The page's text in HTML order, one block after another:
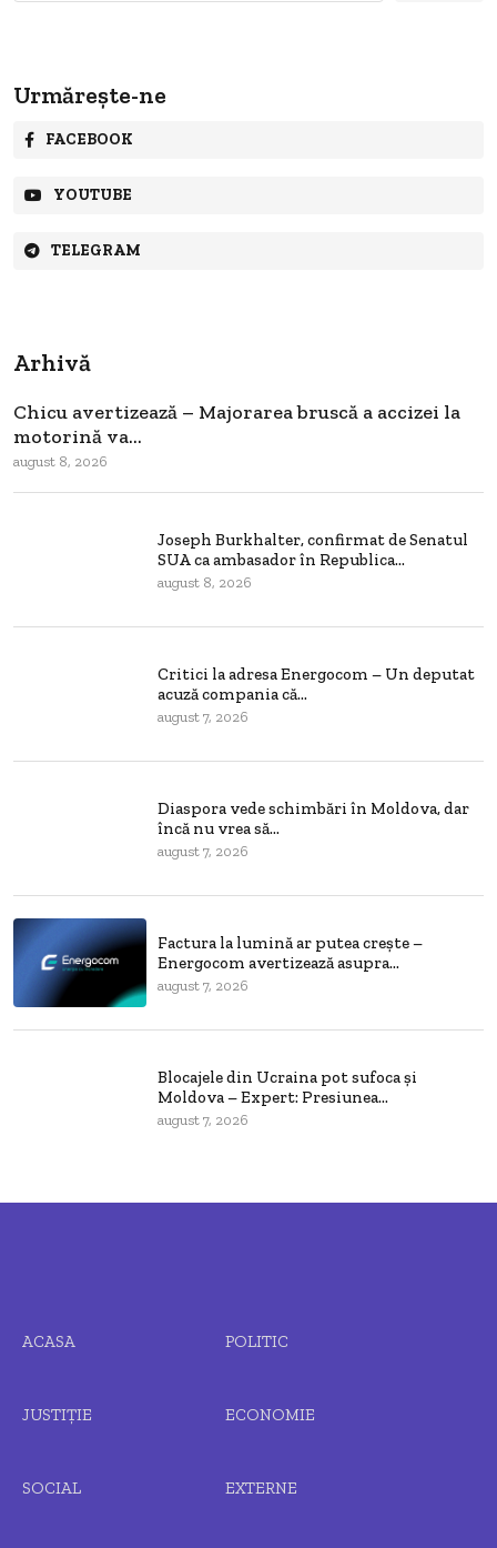
Urmărește-ne
FACEBOOK
YOUTUBE
TELEGRAM
Arhivă
Chicu avertizează – Majorarea bruscă a accizei la
motorină va...
august 8, 2026
Joseph Burkhalter, confirmat de Senatul
SUA ca ambasador în Republica...
august 8, 2026
Critici la adresa Energocom – Un deputat
acuză compania că...
august 7, 2026
Diaspora vede schimbări în Moldova, dar
încă nu vrea să...
august 7, 2026
Factura la lumină ar putea crește –
Energocom avertizează asupra...
august 7, 2026
Blocajele din Ucraina pot sufoca și
Moldova – Expert: Presiunea...
august 7, 2026
ACASA POLITIC
JUSTIȚIE ECONOMIE
SOCIAL EXTERNE